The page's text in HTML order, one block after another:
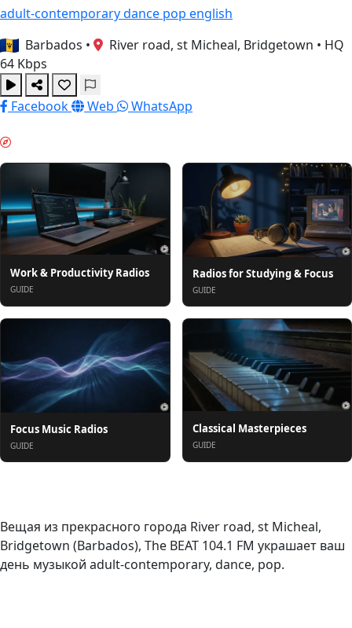
adult-contemporarydance pop english
Barbados • River road, st Micheal, Bridgetown • HQ
64 Kbps
Facebook Web WhatsApp
Work & Productivity Radios
GUIDE
Radios for Studying & Focus
GUIDE
Focus Music Radios
GUIDE
Classical Masterpieces
GUIDE
Вещая из прекрасного города River road, st Micheal,
Bridgetown (Barbados), The BEAT 104.1 FM украшает ваш
день музыкой adult-contemporary, dance, pop.